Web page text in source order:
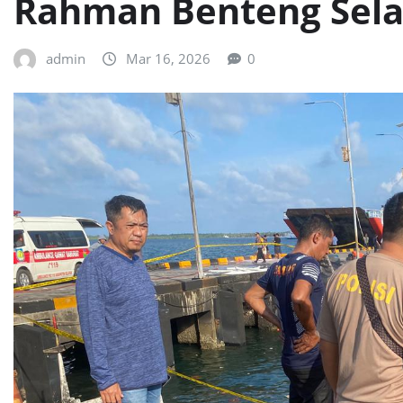
Rahman Benteng
admin Mar 16, 2026 0